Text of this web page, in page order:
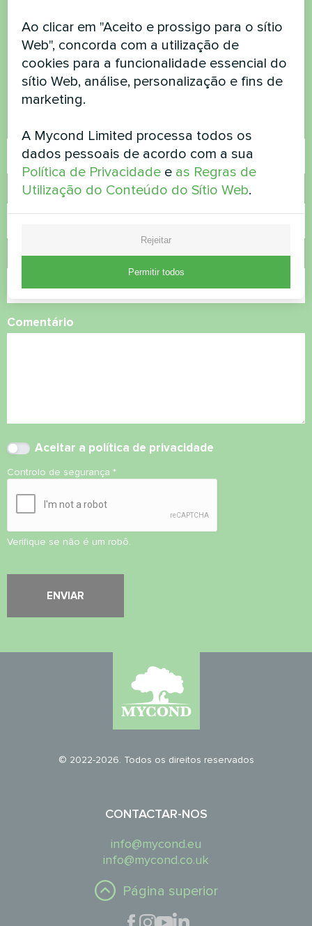
Quer comprar ou tem
dúvidas?
Contacte-nos e nós ajudamo-lo
Nome
Número de telefone
Correio eletrónico
Comentário
Aceitar a política de privacidade
Controlo de segurança *
Verifique se não é um robô.
© 2022-2026. Todos os direitos reservados
CONTACTAR-NOS
info@mycond.eu
info@mycond.co.uk
Página superior
Ao clicar em "Aceito e prossigo para o sítio
Web", concorda com a utilização de
cookies para a funcionalidade essencial do
sítio Web, análise, personalização e fins de
marketing.
A Mycond Limited processa todos os
dados pessoais de acordo com a sua
Política de Privacidade e as Regras de
Utilização do Conteúdo do Sítio Web.
Rejeitar
Permitir todos